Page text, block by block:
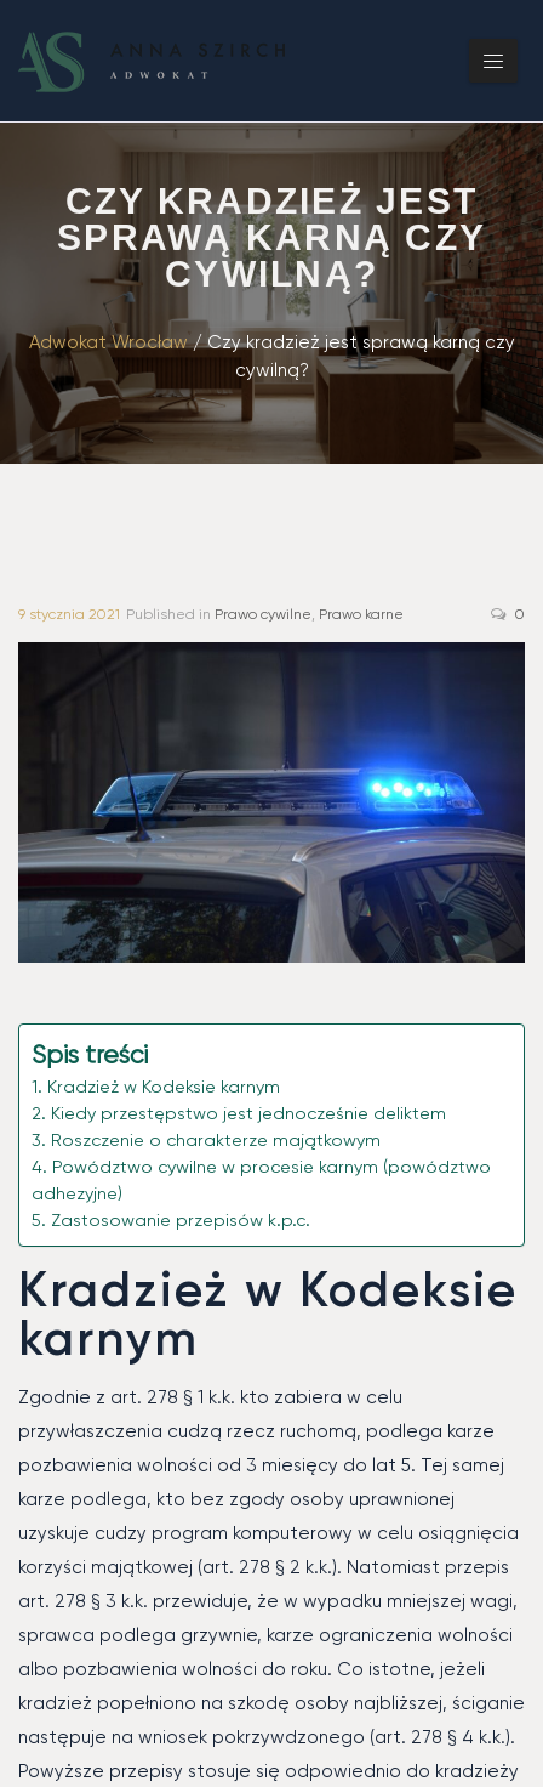
CZY KRADZIEŻ JEST
SPRAWĄ KARNĄ CZY
CYWILNĄ?
Adwokat Wrocław/Czy kradzież jest sprawą karną czy
cywilną?
9 stycznia 2021 Published in Prawo cywilne, Prawo karne 0
Spis treści
Kradzież w Kodeksie karnym
Kiedy przestępstwo jest jednocześnie deliktem
Roszczenie o charakterze majątkowym
Powództwo cywilne w procesie karnym (powództwo
adhezyjne)
Zastosowanie przepisów k.p.c.
Kradzież w Kodeksie
karnym
Zgodnie z art. 278 § 1 k.k. kto zabiera w celu
przywłaszczenia cudzą rzecz ruchomą, podlega karze
pozbawienia wolności od 3 miesięcy do lat 5. Tej samej
karze podlega, kto bez zgody osoby uprawnionej
uzyskuje cudzy program komputerowy w celu osiągnięcia
korzyści majątkowej (art. 278 § 2 k.k.). Natomiast przepis
art. 278 § 3 k.k. przewiduje, że w wypadku mniejszej wagi,
sprawca podlega grzywnie, karze ograniczenia wolności
albo pozbawienia wolności do roku. Co istotne, jeżeli
kradzież popełniono na szkodę osoby najbliższej, ściganie
następuje na wniosek pokrzywdzonego (art. 278 § 4 k.k.).
Powyższe przepisy stosuje się odpowiednio do kradzieży